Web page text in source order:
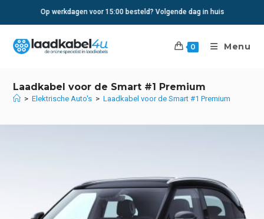
Op werkdagen voor 15:00 besteld? Volgende dag in huis
0 Menu
Laadkabel voor de Smart #1 Premium
> Elektrische Auto's > Laadkabel voor de Smart #1 Premium